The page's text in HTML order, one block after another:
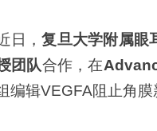
日，复旦大学附属眼
团队合作，在
编辑VEGFA阻止角